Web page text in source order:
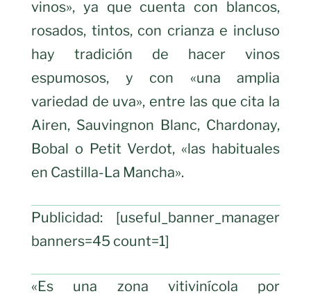
vinos», ya que cuenta con blancos,
rosados, tintos, con crianza e incluso
hay tradición de hacer vinos
espumosos, y con «una amplia
variedad de uva», entre las que cita la
Airen, Sauvingnon Blanc, Chardonay,
Bobal o Petit Verdot, «las habituales
en Castilla-La Mancha».
Publicidad: [useful_banner_manager
banners=45 count=1]
«Es una zona vitivinícola por